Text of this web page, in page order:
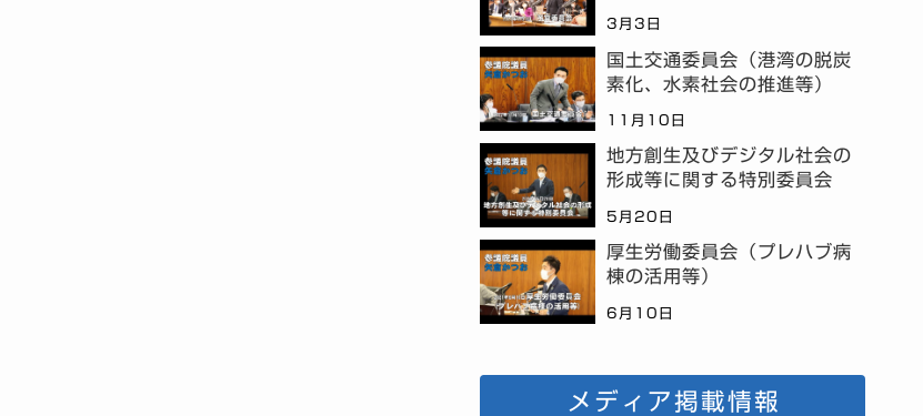
3月3日
国土交通委員会（港湾の脱炭
素化、水素社会の推進等）
11月10日
地方創生及びデジタル社会の
形成等に関する特別委員会
5月20日
厚生労働委員会（プレハブ病
棟の活用等）
6月10日
メディア掲載情報